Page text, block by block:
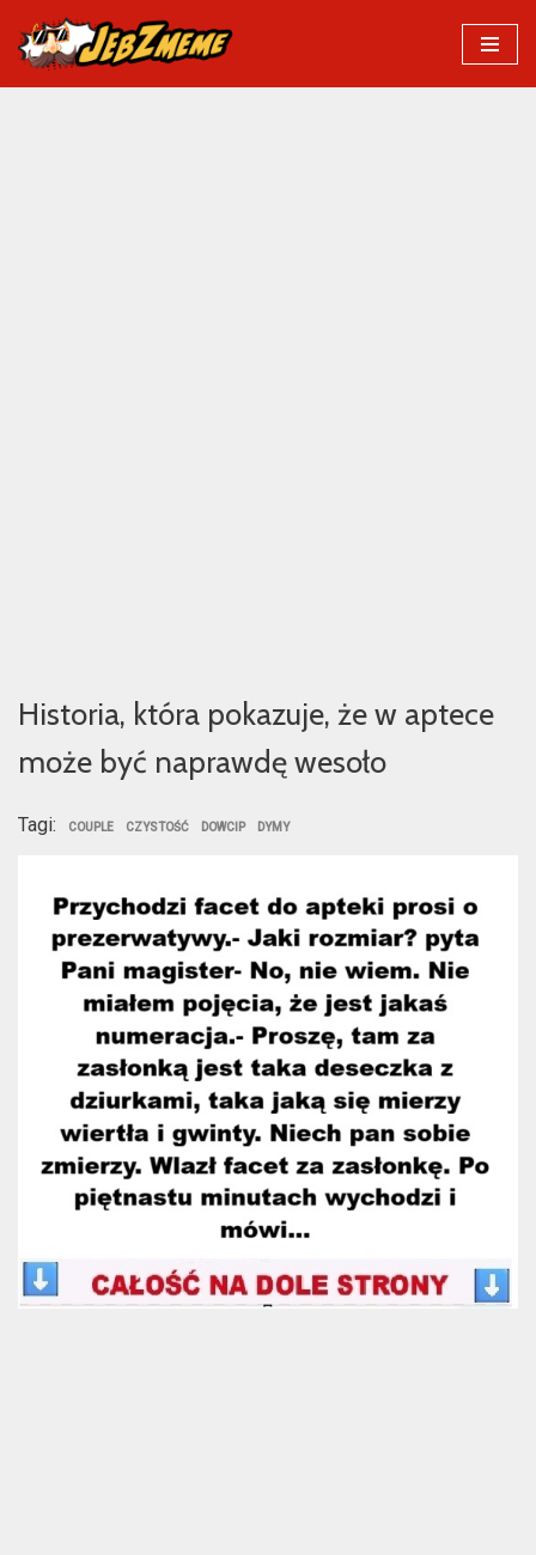
Przejdź
do
Historia, która pokazuje, że w aptece
może być naprawdę wesoło
Tagi: COUPLE CZYSTOŚĆ DOWCIP DYMY